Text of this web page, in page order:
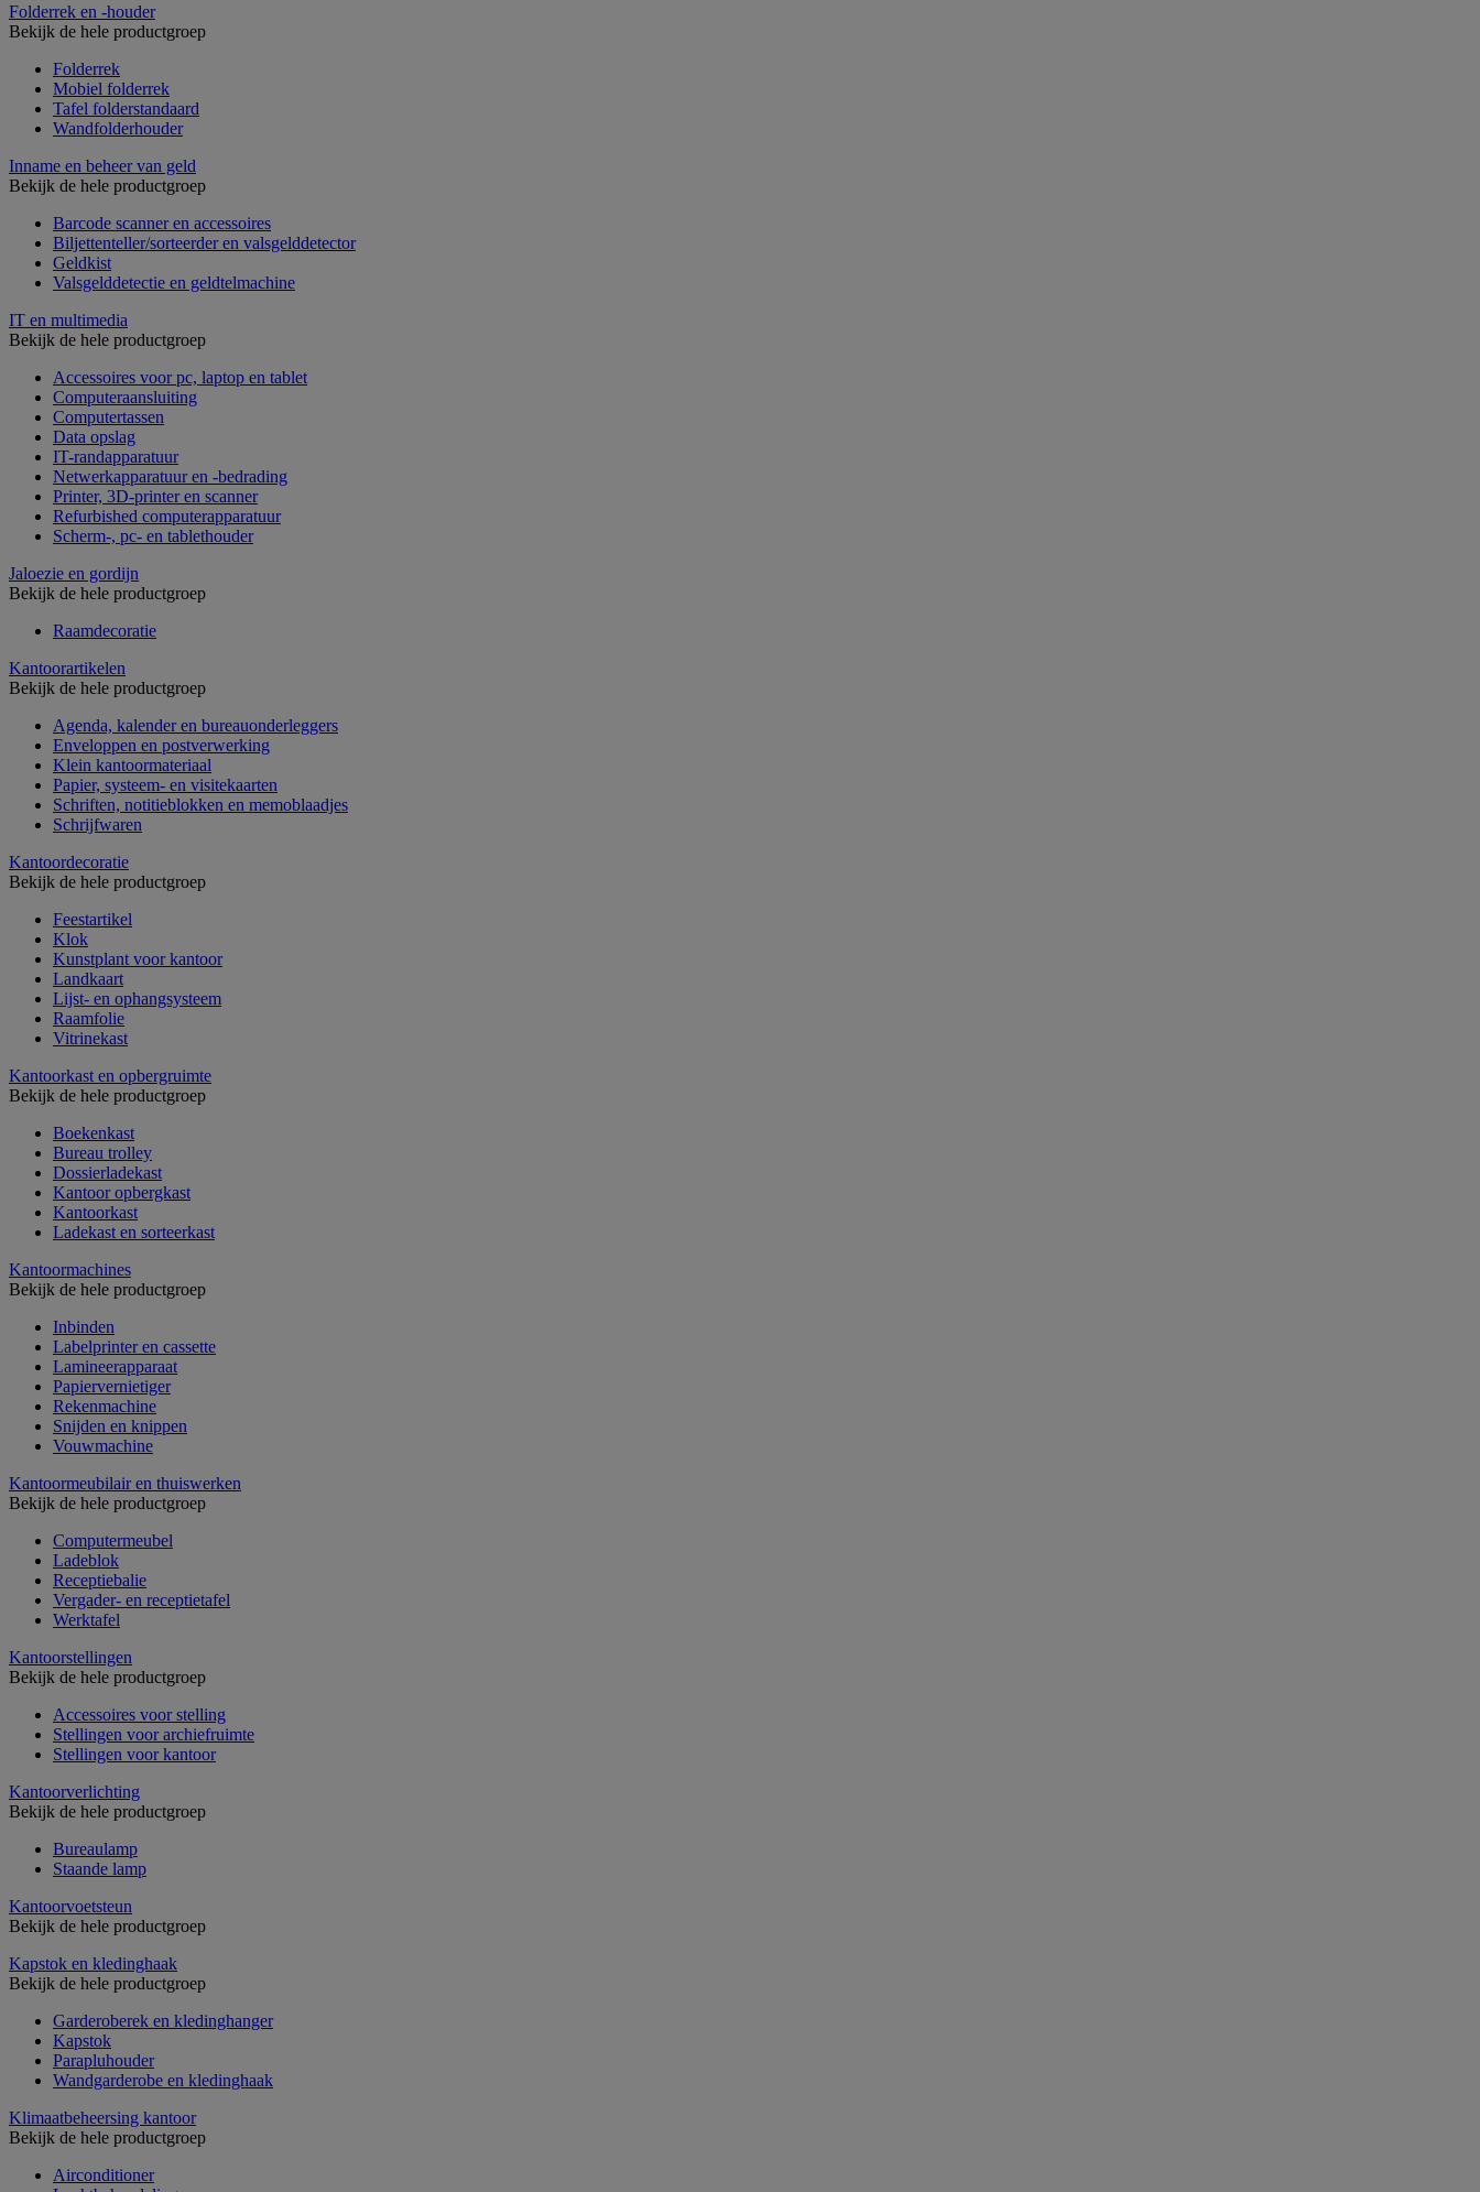
Folderrek en -houder
Bekijk de hele productgroep
Folderrek
Mobiel folderrek
Tafel folderstandaard
Wandfolderhouder
Inname en beheer van geld
Bekijk de hele productgroep
Barcode scanner en accessoires
Biljettenteller/sorteerder en valsgelddetector
Geldkist
Valsgelddetectie en geldtelmachine
IT en multimedia
Bekijk de hele productgroep
Accessoires voor pc, laptop en tablet
Computeraansluiting
Computertassen
Data opslag
IT-randapparatuur
Netwerkapparatuur en -bedrading
Printer, 3D-printer en scanner
Refurbished computerapparatuur
Scherm-, pc- en tablethouder
Jaloezie en gordijn
Bekijk de hele productgroep
Raamdecoratie
Kantoorartikelen
Bekijk de hele productgroep
Agenda, kalender en bureauonderleggers
Enveloppen en postverwerking
Klein kantoormateriaal
Papier, systeem- en visitekaarten
Schriften, notitieblokken en memoblaadjes
Schrijfwaren
Kantoordecoratie
Bekijk de hele productgroep
Feestartikel
Klok
Kunstplant voor kantoor
Landkaart
Lijst- en ophangsysteem
Raamfolie
Vitrinekast
Kantoorkast en opbergruimte
Bekijk de hele productgroep
Boekenkast
Bureau trolley
Dossierladekast
Kantoor opbergkast
Kantoorkast
Ladekast en sorteerkast
Kantoormachines
Bekijk de hele productgroep
Inbinden
Labelprinter en cassette
Lamineerapparaat
Papiervernietiger
Rekenmachine
Snijden en knippen
Vouwmachine
Kantoormeubilair en thuiswerken
Bekijk de hele productgroep
Computermeubel
Ladeblok
Receptiebalie
Vergader- en receptietafel
Werktafel
Kantoorstellingen
Bekijk de hele productgroep
Accessoires voor stelling
Stellingen voor archiefruimte
Stellingen voor kantoor
Kantoorverlichting
Bekijk de hele productgroep
Bureaulamp
Staande lamp
Kantoorvoetsteun
Bekijk de hele productgroep
Kapstok en kledinghaak
Bekijk de hele productgroep
Garderoberek en kledinghanger
Kapstok
Parapluhouder
Wandgarderobe en kledinghaak
Klimaatbeheersing kantoor
Bekijk de hele productgroep
Airconditioner